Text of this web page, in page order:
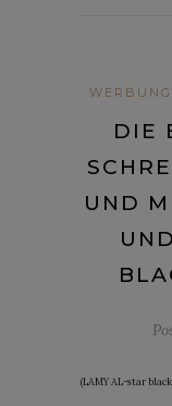
DIE
UND
ND
(LAMY AL-star